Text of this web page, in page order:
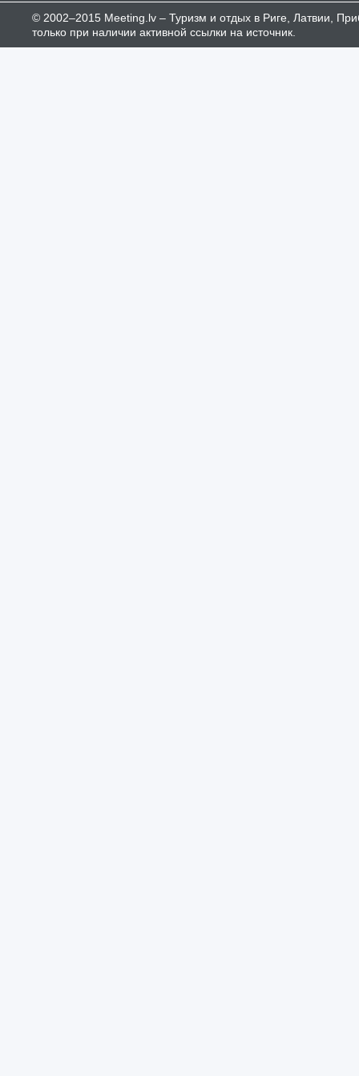
© 2002–2015 Meeting.lv – Туризм и отдых в Риге, Латвии,
только при наличии активной ссылки на источник.